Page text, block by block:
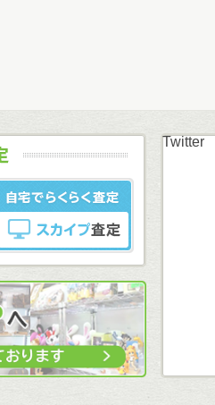
LINE査定
Twitter